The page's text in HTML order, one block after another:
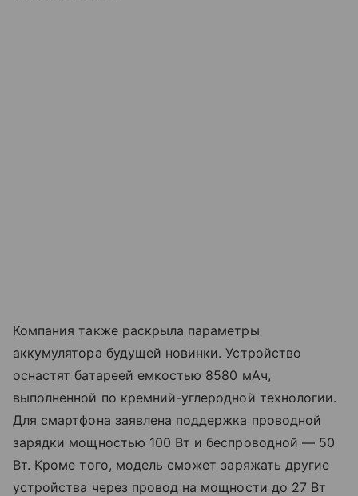
Компания также раскрыла параметры
аккумулятора будущей новинки. Устройство
оснастят батареей емкостью 8580 мАч,
выполненной по кремний-углеродной технологии.
Для смартфона заявлена поддержка проводной
зарядки мощностью 100 Вт и беспроводной — 50
Вт. Кроме того, модель сможет заряжать другие
устройства через провод на мощности до 27 Вт